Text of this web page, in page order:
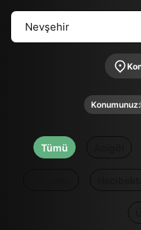
Konumunuz:
Tümü